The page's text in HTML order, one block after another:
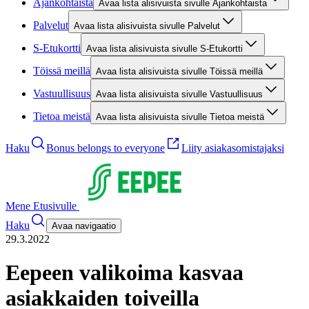
Ajankohtaista Avaa lista alisivuista sivulle Ajankohtaista
Palvelut Avaa lista alisivuista sivulle Palvelut
S-Etukortti Avaa lista alisivuista sivulle S-Etukortti
Töissä meillä Avaa lista alisivuista sivulle Töissä meillä
Vastuullisuus Avaa lista alisivuista sivulle Vastuullisuus
Tietoa meistä Avaa lista alisivuista sivulle Tietoa meistä
Haku Bonus belongs to everyone Liity asiakasomistajaksi
Mene Etusivulle
Haku
Avaa navigaatio
29.3.2022
Eepeen valikoima kasvaa
asiakkaiden toiveilla